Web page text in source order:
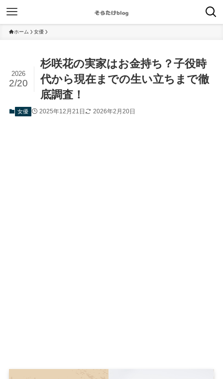
ホーム 女優
杉咲花の実家はお金持ち？子役時
代から現在までの生い立ちまで徹
底調査！
2026
2/20
女優 2025年12月21日 2026年2月20日